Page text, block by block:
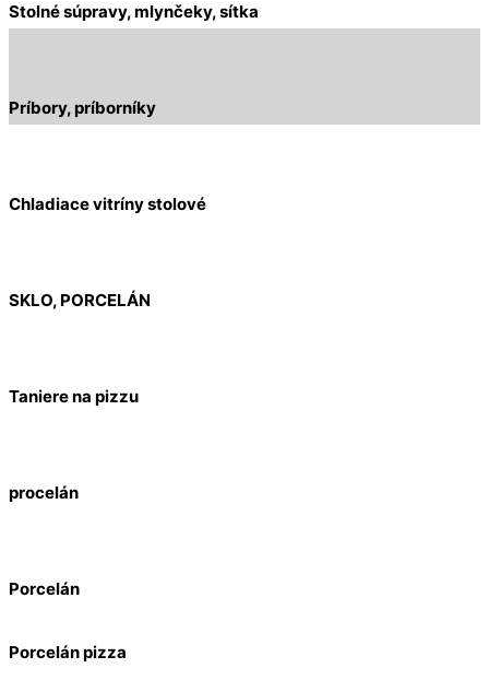
Stolné súpravy, mlynčeky, sítka
Príbory, príborníky
Chladiace vitríny stolové
SKLO, PORCELÁN
Taniere na pizzu
procelán
Porcelán
Porcelán pizza